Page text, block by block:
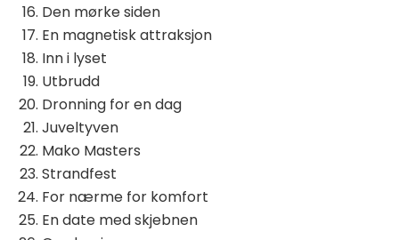
Den mørke siden
En magnetisk attraksjon
Inn i lyset
Utbrudd
Dronning for en dag
Juveltyven
Mako Masters
Strandfest
For nærme for komfort
En date med skjebnen